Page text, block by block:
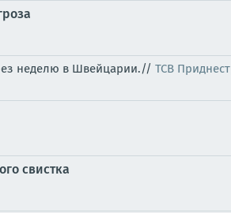
неделю в Швейцарии.// ТСВ
свистка